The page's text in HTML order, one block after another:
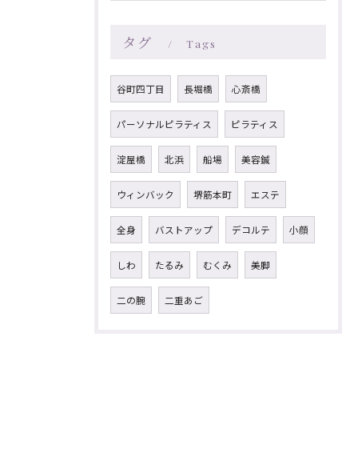
タグ Tags
谷町四丁目 長堀橋 心斎橋
パーソナルピラティス ピラティス
淀屋橋 北浜 船場 美容鍼
ウィンバック 堺筋本町 エステ
全身 バストアップ デコルテ 小顔
しわ たるみ むくみ 美脚
二の腕 二重あご